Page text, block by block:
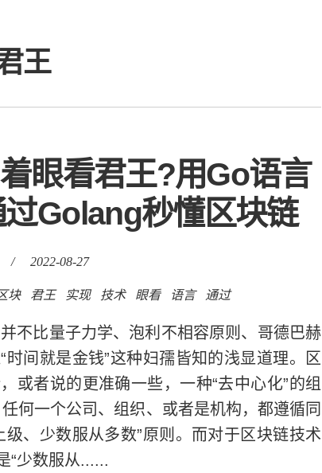
王
眼看君王?用Go语言
Golang秒懂区块链
/ 2022-08-27
块 君王 实现 技术 眼看 语言 通过
不比量子力学、泡利不相容原则、哥德巴赫
间就是金钱”这种妇孺皆知的浅显道理。区
或者说的更准确一些，一种“去中心化”的组
一个公司、组织、或者是机构，都遵循同
、少数服从多数”原则。而对于区块链技术
“少数服从......